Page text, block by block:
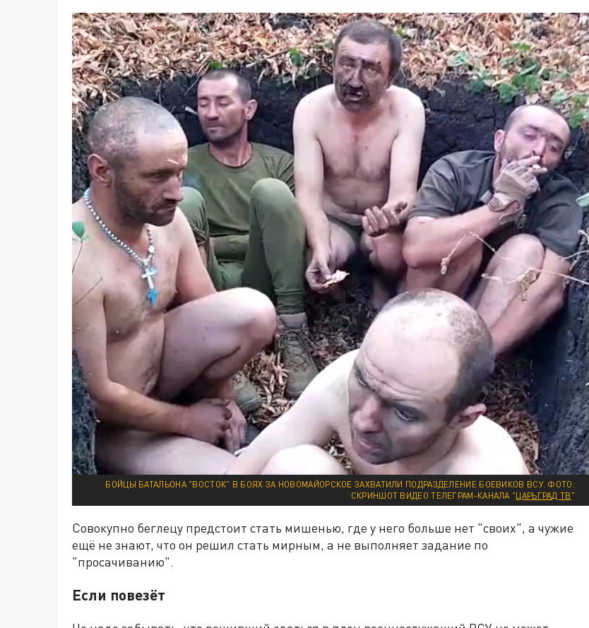
БОЙЦЫ БАТАЛЬОНА "ВОСТОК" В БОЯХ ЗА НОВОМАЙОРСКОЕ ЗАХВАТИЛИ ПОДРАЗДЕЛЕНИЕ БОЕВИКОВ ВСУ. ФОТО:
СКРИНШОТ ВИДЕО ТЕЛЕГРАМ-КАНАЛА "ЦАРЬГРАД ТВ "
Совокупно беглецу предстоит стать мишенью, где у него больше нет "своих", а чужие
ещё не знают, что он решил стать мирным, а не выполняет задание по
"просачиванию".
Если повезёт